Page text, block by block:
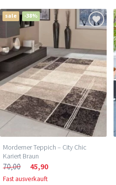
sale -38%
Morderner Teppich – City Chic
Kariert Braun
70,00 45,90
Fast ausverkauft